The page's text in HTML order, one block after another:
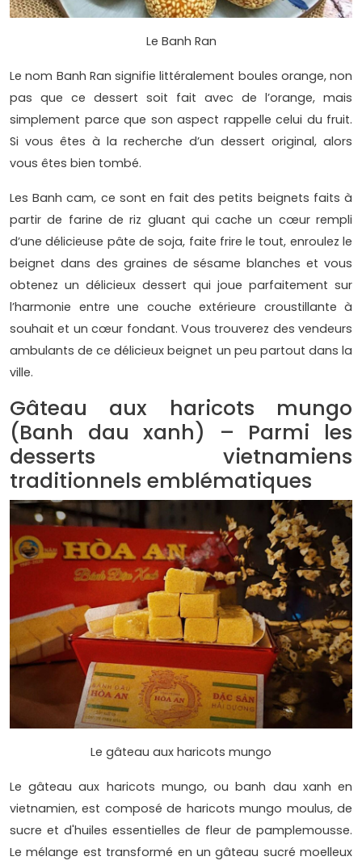
Le Banh Ran
Le nom Banh Ran signifie littéralement boules orange, non
pas que ce dessert soit fait avec de l’orange, mais
simplement parce que son aspect rappelle celui du fruit.
Si vous êtes à la recherche d’un dessert original, alors
vous êtes bien tombé.
Les Banh cam, ce sont en fait des petits beignets faits à
partir de farine de riz gluant qui cache un cœur rempli
d’une délicieuse pâte de soja, faite frire le tout, enroulez le
beignet dans des graines de sésame blanches et vous
obtenez un délicieux dessert qui joue parfaitement sur
l’harmonie entre une couche extérieure croustillante à
souhait et un cœur fondant. Vous trouverez des vendeurs
ambulants de ce délicieux beignet un peu partout dans la
ville.
Gâteau aux haricots mungo
(Banh dau xanh) – Parmi les
desserts vietnamiens
traditionnels emblématiques
Le gâteau aux haricots mungo
Le gâteau aux haricots mungo, ou banh dau xanh en
vietnamien, est composé de haricots mungo moulus, de
sucre et d'huiles essentielles de fleur de pamplemousse.
Le mélange est transformé en un gâteau sucré moelleux